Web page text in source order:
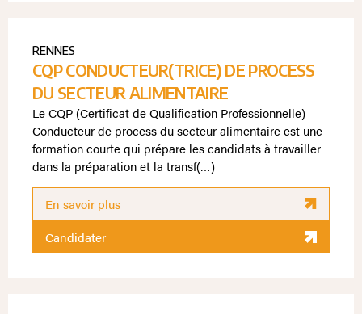
RENNES
CQP CONDUCTEUR(TRICE) DE PROCESS
DU SECTEUR ALIMENTAIRE
Le CQP (Certificat de Qualification Professionnelle)
Conducteur de process du secteur alimentaire est une
formation courte qui prépare les candidats à travailler
dans la préparation et la transf(…)
En savoir plus
Candidater